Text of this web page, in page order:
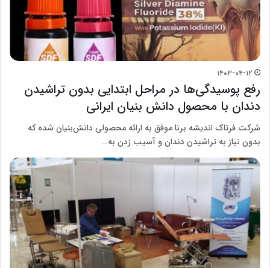
۱۴۰۳-۰۴-۱۲
رفع پوسیدگی‌‌ها در مراحل ابتدایی بدون تراشیدن
دندان با محصول دانش بنیان ایرانی
شرکت فرتاک اندیشه برنا موفق به ارائه محصولی دانش‌بنیان شده که
بدون نیاز به تراشیدن دندان و آسیب زدن به…